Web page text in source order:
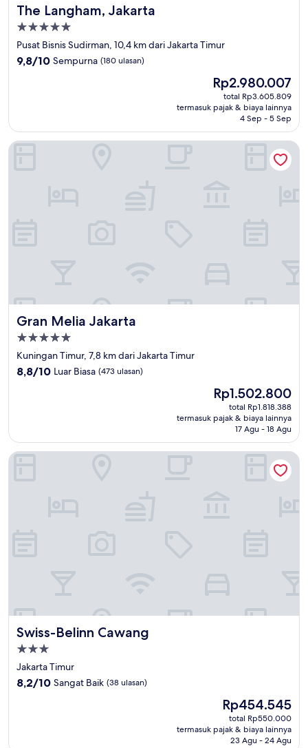
The Langham, Jakarta
The Langham, Jakarta
Properti
bintang
5.0
Pusat Bisnis Sudirman, 10,4 km dari Jakarta Timur
9.8
9,8/10 Sempurna (180 ulasan)
Harga
sekarang
Rp2.980.007
Rp2.980.007
total Rp3.605.809
termasuk pajak & biaya lainnya
4 Sep - 5 Sep
Gran Melia Jakarta
Gran Melia Jakarta
Properti
bintang
5.0
Kuningan Timur, 7,8 km dari Jakarta Timur
8.8
ulasan)
8,8/10 Luar Biasa (473 ulasan)
Harga
sekarang
Rp1.502.800
Rp1.502.800
total Rp1.818.388
termasuk pajak & biaya lainnya
17 Agu - 18 Agu
Gran Melia Jakarta
Swiss-Belinn Cawang
Swiss-Belinn Cawang
Properti
bintang
3.0
Jakarta Timur
8.2
8,2/10 Sangat Baik (38 ulasan)
Harga
sekarang
Rp454.545
Rp454.545
total Rp550.000
termasuk pajak & biaya lainnya
23 Agu - 24 Agu
Swiss-Belinn Cawang